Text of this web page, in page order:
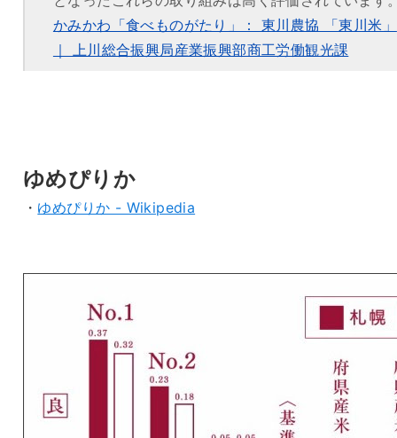
かみかわ「食べものがたり」： 東川農協 「東川米」
｜ 上川総合振興局産業振興部商工労働観光課
ゆめぴりか
・ ゆめぴりか - Wikipedia